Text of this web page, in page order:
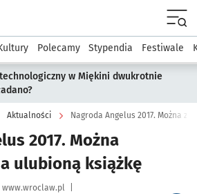
podserwis: Kultura
Polecamy Stypendia Festiwale
w Miękini dwukrotnie
Aktualności Nagroda Angelus 2017. Można
2017. Można
ulubioną książkę
www.wroclaw.pl